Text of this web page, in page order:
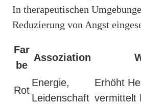
In therapeutischen
Reduzierung von Angst
Far
be
Assoziation
Rot
Energie,
Leidenschaft
Erhöht
vermittelt